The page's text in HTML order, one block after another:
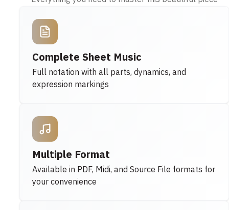
Complete Sheet Music
Full notation with all parts, dynamics, and
expression markings
Multiple Format
Available in PDF, Midi, and Source File formats for
your convenience